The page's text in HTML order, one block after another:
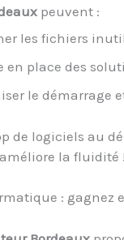
peuvent :
les fichiers
en place des
le démarrage
de logiciels au
la fluidité !
: gagnez